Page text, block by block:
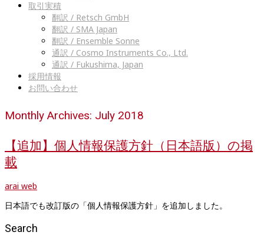
取引実積
翻訳 / Retsch GmbH
翻訳 / SMA Japan
翻訳 / Ensemble Sonne
通訳 / Cosmo Instruments Co., Ltd.
通訳 / Fukushima, Japan
採用情報
お問い合わせ
Monthly Archives: July 2018
【追加】個人情報保護方針（日本語版）の掲
載
arai web
日本語でも改訂版の「個人情報保護方針」を追加しました。
Search